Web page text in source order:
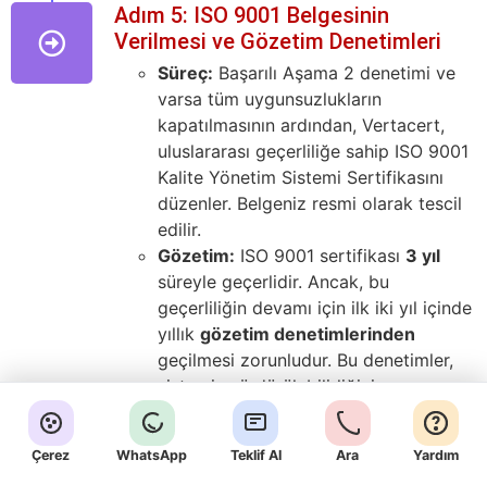
Adım 5: ISO 9001 Belgesinin
Verilmesi ve Gözetim Denetimleri
Süreç: Başarılı Aşama 2 denetimi ve
varsa tüm uygunsuzlukların
kapatılmasının ardından, Vertacert,
uluslararası geçerliliğe sahip ISO 9001
Kalite Yönetim Sistemi Sertifikasını
düzenler. Belgeniz resmi olarak tescil
edilir.
Gözetim: ISO 9001 sertifikası 3 yıl
süreyle geçerlidir. Ancak, bu
geçerliliğin devamı için ilk iki yıl içinde
yıllık gözetim denetimlerinden
geçilmesi zorunludur. Bu denetimler,
sistemin sürdürülebilirliğini ve
iyileştirme çabalarınızı doğrular.
Yenileme: Üçüncü yılın sonunda,
belgenin yenilenmesi için yeniden
Çerez WhatsApp Teklif Al Ara Yardım